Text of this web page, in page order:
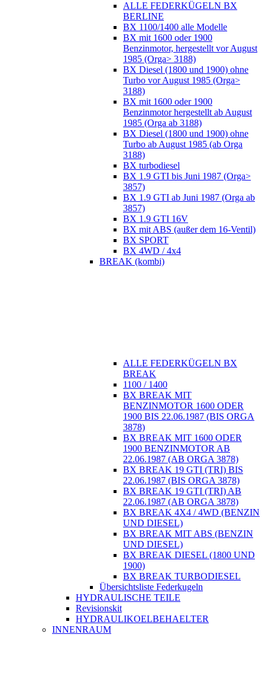
ALLE FEDERKÜGELN BX
BERLINE
BX 1100/1400 alle Modelle
BX mit 1600 oder 1900
Benzinmotor, hergestellt vor August
1985 (Orga> 3188)
BX Diesel (1800 und 1900) ohne
Turbo vor August 1985 (Orga>
3188)
BX mit 1600 oder 1900
Benzinmotor hergestellt ab August
1985 (Orga ab 3188)
BX Diesel (1800 und 1900) ohne
Turbo ab August 1985 (ab Orga
3188)
BX turbodiesel
BX 1.9 GTI bis Juni 1987 (Orga>
3857)
BX 1.9 GTI ab Juni 1987 (Orga ab
3857)
BX 1.9 GTI 16V
BX mit ABS (außer dem 16-Ventil)
BX SPORT
BX 4WD / 4x4
BREAK (kombi)
ALLE FEDERKÜGELN BX
BREAK
1100 / 1400
BX BREAK MIT
BENZINMOTOR 1600 ODER
1900 BIS 22.06.1987 (BIS ORGA
3878)
BX BREAK MIT 1600 ODER
1900 BENZINMOTOR AB
22.06.1987 (AB ORGA 3878)
BX BREAK 19 GTI (TRI) BIS
22.06.1987 (BIS ORGA 3878)
BX BREAK 19 GTI (TRI) AB
22.06.1987 (AB ORGA 3878)
BX BREAK 4X4 / 4WD (BENZIN
UND DIESEL)
BX BREAK MIT ABS (BENZIN
UND DIESEL)
BX BREAK DIESEL (1800 UND
1900)
BX BREAK TURBODIESEL
Übersichtsliste Federkugeln
HYDRAULISCHE TEILE
Revisionskit
HYDRAULIKOELBEHAELTER
INNENRAUM